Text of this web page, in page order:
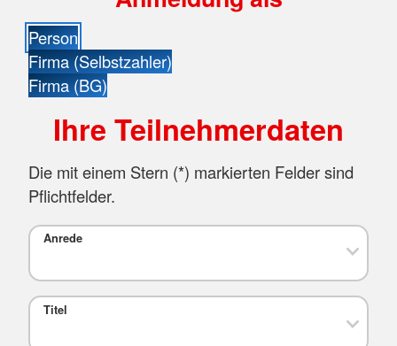
Person
Firma (Selbstzahler)
Firma (BG)
Ihre Teilnehmerdaten
Die mit einem Stern (*) markierten Felder sind
Pflichtfelder.
Anrede
Titel